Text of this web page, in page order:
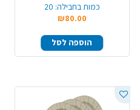
כמות בחבילה: 20
₪80.00
הוספה לסל